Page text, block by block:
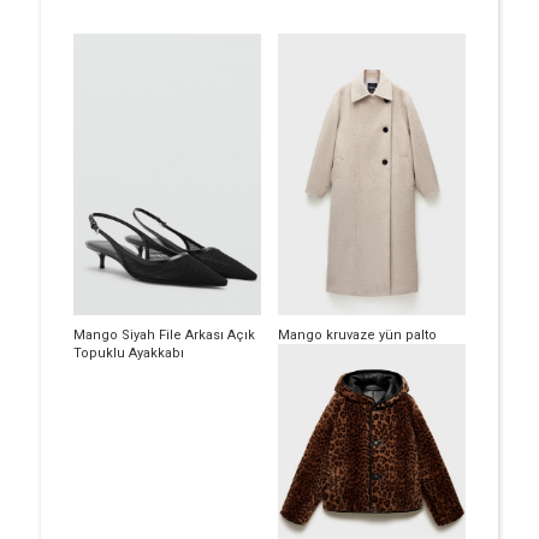
Mango Siyah File Arkası Açık
Topuklu Ayakkabı
Mango kruvaze yün palto